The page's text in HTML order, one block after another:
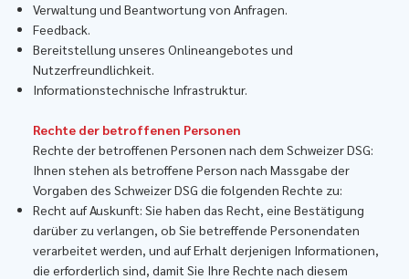
Verwaltung und Beantwortung von Anfragen.
Feedback.
Bereitstellung unseres Onlineangebotes und
Nutzerfreundlichkeit.
Informationstechnische Infrastruktur.
Rechte der betroffenen Personen
Rechte der betroffenen Personen nach dem Schweizer DSG:
Ihnen stehen als betroffene Person nach Massgabe der
Vorgaben des Schweizer DSG die folgenden Rechte zu:
Recht auf Auskunft: Sie haben das Recht, eine Bestätigung
darüber zu verlangen, ob Sie betreffende Personendaten
verarbeitet werden, und auf Erhalt derjenigen Informationen,
die erforderlich sind, damit Sie Ihre Rechte nach diesem